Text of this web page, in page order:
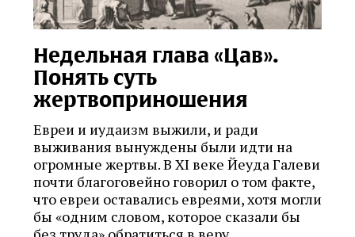
Недельная глава «Цав».
Понять суть
жертвоприношения
Евреи и иудаизм выжили, и ради
выживания вынуждены были идти на
огромные жертвы. В XI веке Йеуда Галеви
почти благоговейно говорил о том факте,
что евреи оставались евреями, хотя могли
бы «одним словом, которое сказали бы